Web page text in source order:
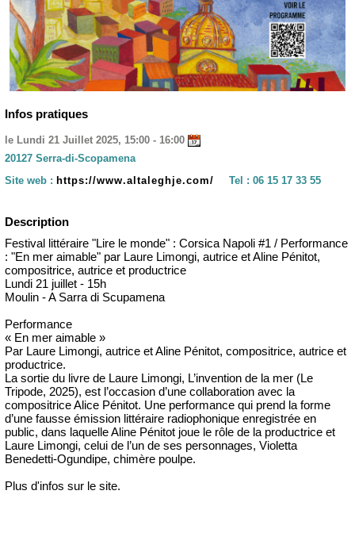
Infos pratiques
le Lundi 21 Juillet 2025, 15:00 - 16:00
20127 Serra-di-Scopamena
Site web : https://www.altaleghje.com/ Tel : 06 15 17 33 55
Description
Festival littéraire "Lire le monde" : Corsica Napoli #1 / Performance
: "En mer aimable" par Laure Limongi, autrice et Aline Pénitot,
compositrice, autrice et productrice
Lundi 21 juillet - 15h
Moulin - A Sarra di Scupamena
Performance
« En mer aimable »
Par Laure Limongi, autrice et Aline Pénitot, compositrice, autrice et
productrice.
La sortie du livre de Laure Limongi, L’invention de la mer (Le
Tripode, 2025), est l’occasion d’une collaboration avec la
compositrice Alice Pénitot. Une performance qui prend la forme
d’une fausse émission littéraire radiophonique enregistrée en
public, dans laquelle Aline Pénitot joue le rôle de la productrice et
Laure Limongi, celui de l’un de ses personnages, Violetta
Benedetti-Ogundipe, chimère poulpe.
Plus d'infos sur le site.